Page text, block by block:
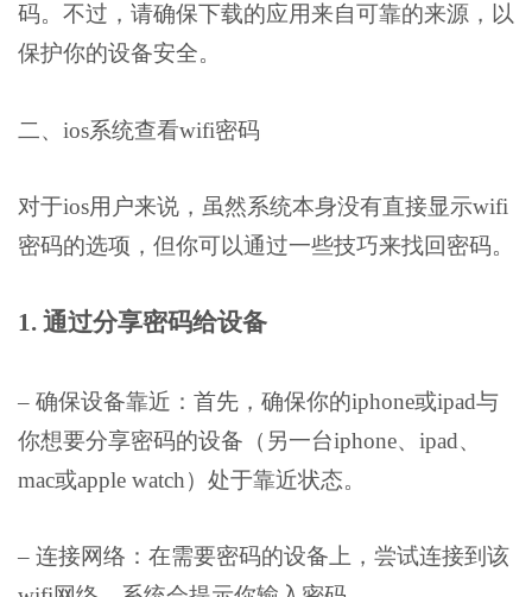
码。不过，请确保下载的应用来自可靠的来源，以
保护你的设备安全。
二、ios系统查看wifi密码
对于ios用户来说，虽然系统本身没有直接显示wifi
密码的选项，但你可以通过一些技巧来找回密码。
1. 通过分享密码给设备
– 确保设备靠近：首先，确保你的iphone或ipad与
你想要分享密码的设备（另一台iphone、ipad、
mac或apple watch）处于靠近状态。
– 连接网络：在需要密码的设备上，尝试连接到该